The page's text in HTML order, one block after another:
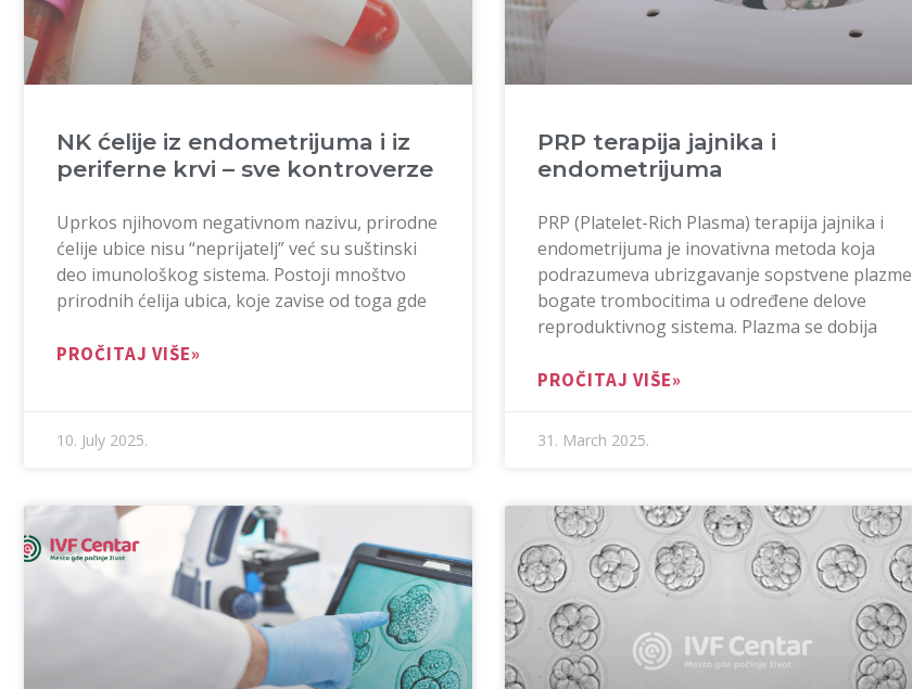
NK ćelije iz endometrijuma i iz
periferne krvi – sve kontroverze
Uprkos njihovom negativnom nazivu, prirodne
ćelije ubice nisu “neprijatelj” već su suštinski
deo imunološkog sistema. Postoji mnoštvo
prirodnih ćelija ubica, koje zavise od toga gde
PROČITAJ VIŠE»
10. July 2025.
PRP terapija jajnika i
endometrijuma
PRP (Platelet-Rich Plasma) terapija jajnika i
endometrijuma je inovativna metoda koja
podrazumeva ubrizgavanje sopstvene plazme
bogate trombocitima u određene delove
reproduktivnog sistema. Plazma se dobija
PROČITAJ VIŠE»
31. March 2025.